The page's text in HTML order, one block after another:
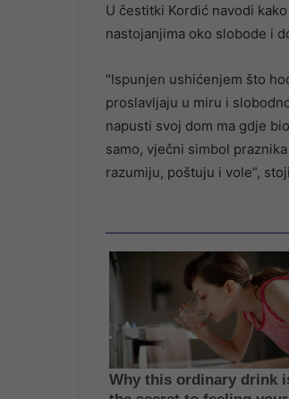
U čestitki Kordić navodi
nastojanjima oko slobode i
“Ispunjen ushićenjem što
proslavljaju u miru i
napusti svoj dom ma gdje
samo, vječni simbol praznika
razumiju, poštuju i vole”,